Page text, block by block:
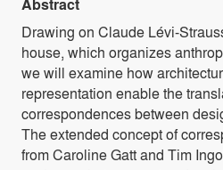
Drawing on Claude Lévi-
house, which organizes
we will examine how
representation enable the
correspondences between
The extended concept of
from Caroline Gatt and Tim